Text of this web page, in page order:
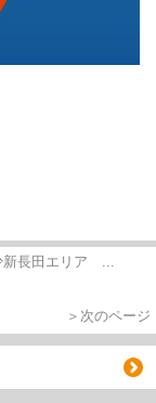
新長田エリア ...
＞次のページ